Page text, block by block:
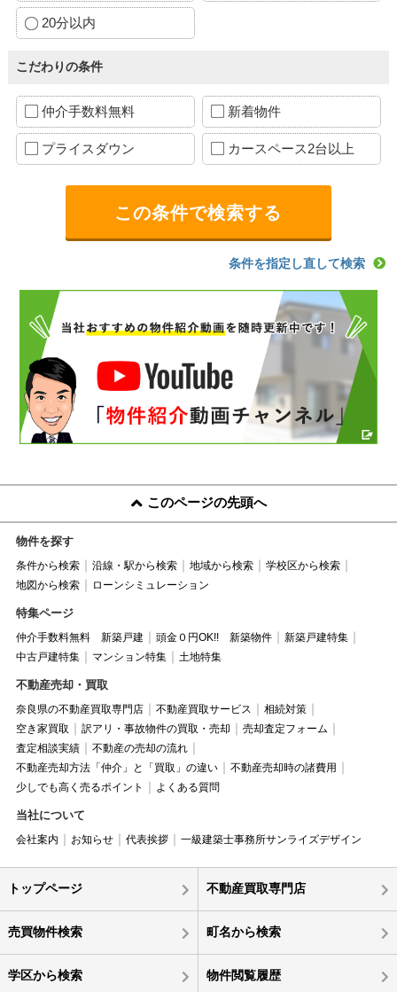
20分以内
こだわりの条件
仲介手数料無料 新着物件
プライスダウン カースペース2台以上
条件を指定し直して検索
このページの先頭へ
物件を探す
条件から検索 沿線・駅から検索 地域から検索
学校区から検索
地図から検索
ローンシミュレーション
特集ページ
仲介手数料無料 新築戸建 頭金０円OK!! 新築物件
新築戸建特集
中古戸建特集
マンション特集 土地特集
不動産売却・買取
奈良県の不動産買取専門店 不動産買取サービス
相続対策
空き家買取
訳アリ・事故物件の買取・売却
売却査定フォーム
査定相談実績
不動産の売却の流れ
不動産売却方法「仲介」と「買取」の違い
不動産売却時の諸費用
少しでも高く売るポイント
よくある質問
当社について
会社案内 お知らせ 代表挨拶 一級建築士事務所サンライズデザイン
トップページ 不動産買取専門店
売買物件検索 町名から検索
学区から検索 物件閲覧履歴